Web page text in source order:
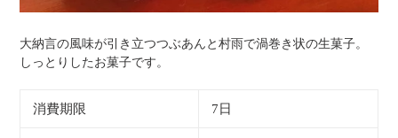
大納言の風味が引き立つつぶあんと村雨で渦巻き状の生菓子。
しっとりしたお菓子です。
消費期限 7日